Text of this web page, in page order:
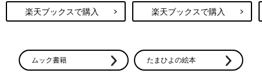
楽天ブックスで購入 楽天ブックスで購入
ムック書籍 たまひよの絵本